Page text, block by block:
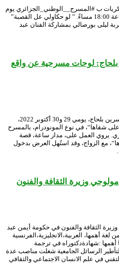
ب #المسرح__الوطني_الجزائري يوم
الجمعة 18نوفمبر 2022 ابتداءً من الساعة 18:00 مساءً. ” لو حكاولي عل القصبة”
بورصالي بمشاركة الفنان عبد
لوحات مسرحية عن واقع
قدمت المخرجة والممثلة المسرحية نسرين بلحاج، يومي 29 و30 أكتوبر 2022،
شقاها“، في نوع المونودرام، بالمسرح
يروي العمل على، مدار ساعة، قصة
مع الزواج، وقد استُهل العرض بدخول
وزيرة الثقافة والفنون
الثقافة والفنون في حكومة أيمن عبد
اكثر من لغة أهمها، العربية،الانجليزية،الفرنسية
أهمها :شهادةدكتوراه في ترجمة
لتأطير الرسائل الجامعية شغلت مناصب عدة
في علم الانسان الاجتماعي والثقافي